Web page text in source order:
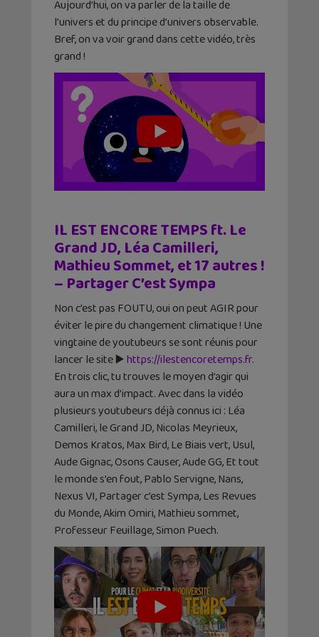
Aujourd’hui, on va parler de la taille de
l’univers et du principe d’univers observable.
Bref, on va voir grand dans cette vidéo, très
grand !
IL EST ENCORE TEMPS ft. Le
Grand JD, Léa Camilleri,
Mathieu Sommet, et 17 autres !
– Partager C’est Sympa
Non c’est pas FOUTU, oui on peut AGIR pour
éviter le pire du changement climatique ! Une
vingtaine de youtubeurs se sont réunis pour
lancer le site ▶️https://ilestencoretemps.fr.
En trois clic, tu trouves le moyen d’agir qui
aura un max d’impact. Avec dans la vidéo
plusieurs youtubeurs déjà connus ici : Léa
Camilleri, le Grand JD, Nicolas Meyrieux,
Demos Kratos, Max Bird, Le Biais vert, Usul,
Aude Gignac, Osons Causer, Aude GG, Et tout
le monde s’en fout, Pablo Servigne, Nans,
Nexus VI, Partager c’est Sympa, Les Revues
du Monde, Akim Omiri, Mathieu sommet,
Professeur Feuillage, Simon Puech.